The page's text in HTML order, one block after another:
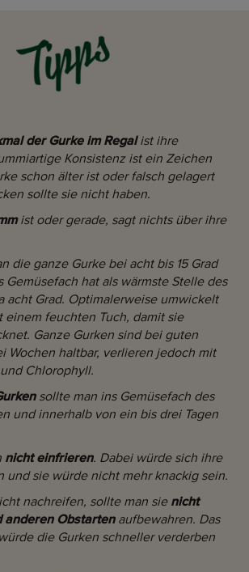
Tipps
der Gurke im Regalist ihre
Konsistenz ist ein Zeichen
schon älter ist oder falsch gelagert
sollte sie nicht haben.
ist oder gerade, sagt nichts über ihre
die ganze Gurke bei acht bis 15 Grad
Gemüsefach hat als wärmste Stelle des
acht Grad. Optimalerweise umwickelt
einem feuchten Tuch, damit sie
Ganze Gurken sind bei guten
Wochen haltbar, verlieren jedoch mit
Chlorophyll.
sollte man ins Gemüsefach des
und innerhalb von ein bis drei Tagen
nicht einfrieren. Dabei würde sich ihre
und sie würde nicht mehr knackig sein.
nachreifen, sollte man sie nicht
anderen Obstartenaufbewahren. Das
die Gurken schneller verderben